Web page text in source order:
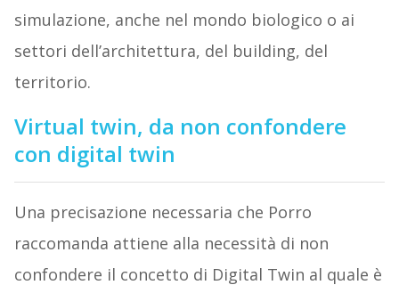
simulazione, anche nel mondo biologico o ai
settori dell’architettura, del building, del
territorio.
Virtual twin, da non confondere
con digital twin
Una precisazione necessaria che Porro
raccomanda attiene alla necessità di non
confondere il concetto di Digital Twin al quale è